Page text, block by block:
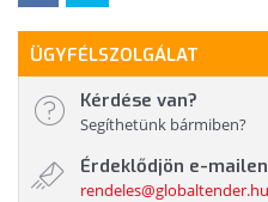
ÜGYFÉLSZOLGÁLAT
Kérdése van?
Segíthetünk bármiben?
Érdeklődjön e-mailen
rendeles@globaltender.hu